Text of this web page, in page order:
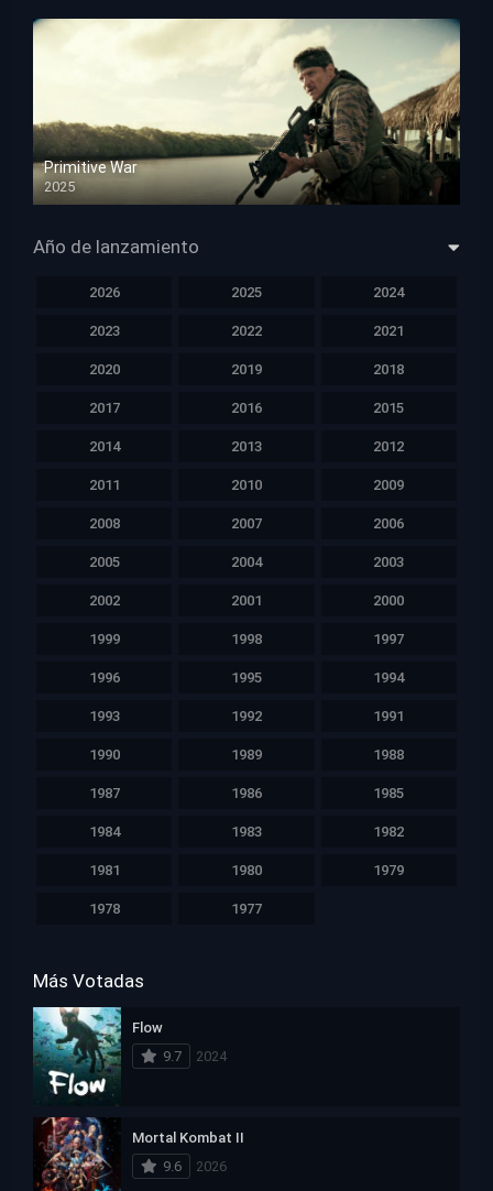
Primitive War
2025
HD 1080p
Año de lanzamiento
2026 2025 2024
2023 2022 2021
2020 2019 2018
2017 2016 2015
2014 2013 2012
2011 2010 2009
2008 2007 2006
2005 2004 2003
2002 2001 2000
1999 1998 1997
1996 1995 1994
1993 1992 1991
1990 1989 1988
1987 1986 1985
1984 1983 1982
1981 1980 1979
1978 1977
Más Votadas
Flow
9.7
2024
Mortal Kombat II
9.6
2026